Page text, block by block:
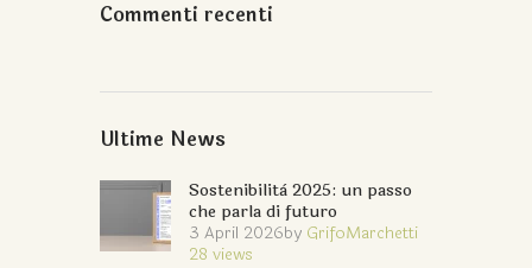
Commenti recenti
Ultime News
Sostenibilità 2025: un passo
che parla di futuro
3 April 2026by GrifoMarchetti
28 views